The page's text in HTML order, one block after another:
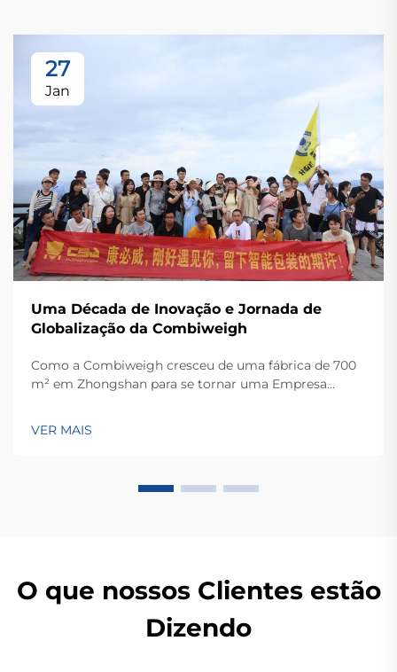
27
Jan
Uma Década de Inovação e Jornada de
Globalização da Combiweigh
Como a Combiweigh cresceu de uma fábrica de 700
m² em Zhongshan para se tornar uma Empresa
pesagem — solicite ainda hoje uma consulta global
VER MAIS
O que nossos Clientes estão
Dizendo